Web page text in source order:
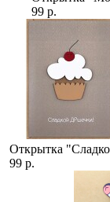
99 р.
Открытка
99 р.